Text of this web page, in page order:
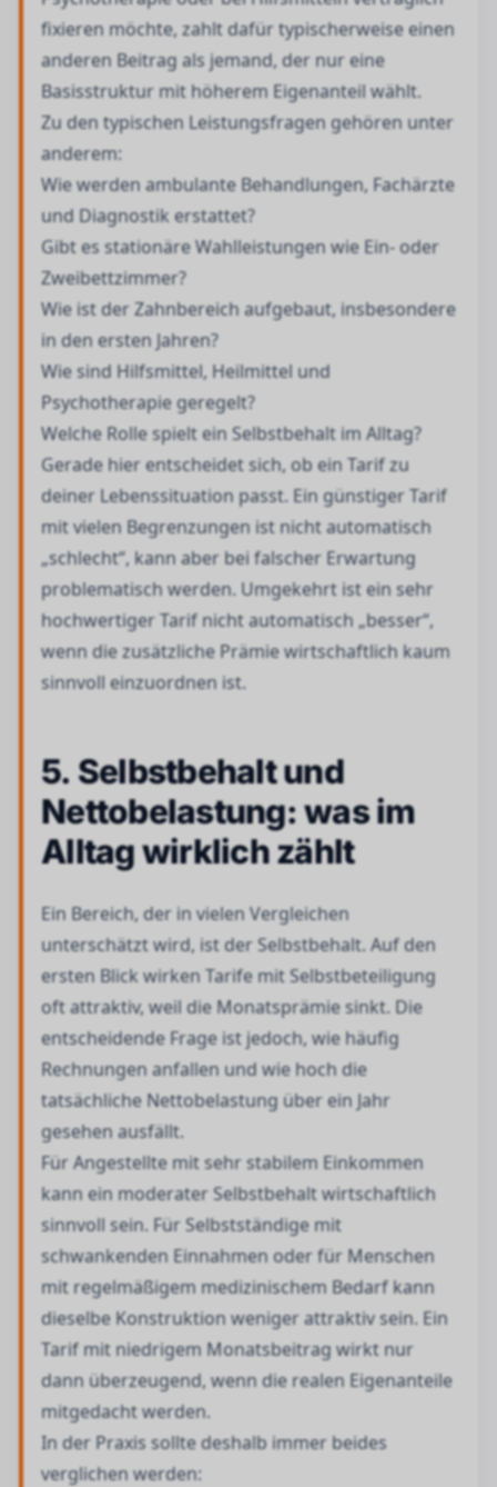
fixieren möchte, zahlt dafür typischerweise einen
anderen Beitrag als jemand, der nur eine
Basisstruktur mit höherem Eigenanteil wählt.
Zu den typischen Leistungsfragen gehören unter
anderem:
Wie werden ambulante Behandlungen, Fachärzte
und Diagnostik erstattet?
Gibt es stationäre Wahlleistungen wie Ein- oder
Zweibettzimmer?
Wie ist der Zahnbereich aufgebaut, insbesondere
in den ersten Jahren?
Wie sind Hilfsmittel, Heilmittel und
Psychotherapie geregelt?
Welche Rolle spielt ein Selbstbehalt im Alltag?
Gerade hier entscheidet sich, ob ein Tarif zu
deiner Lebenssituation passt. Ein günstiger Tarif
mit vielen Begrenzungen ist nicht automatisch
„schlecht“, kann aber bei falscher Erwartung
problematisch werden. Umgekehrt ist ein sehr
hochwertiger Tarif nicht automatisch „besser“,
wenn die zusätzliche Prämie wirtschaftlich kaum
sinnvoll einzuordnen ist.
5. Selbstbehalt und
Nettobelastung: was im
Alltag wirklich zählt
Ein Bereich, der in vielen Vergleichen
unterschätzt wird, ist der Selbstbehalt. Auf den
ersten Blick wirken Tarife mit Selbstbeteiligung
oft attraktiv, weil die Monatsprämie sinkt. Die
entscheidende Frage ist jedoch, wie häufig
Rechnungen anfallen und wie hoch die
tatsächliche Nettobelastung über ein Jahr
gesehen ausfällt.
Für Angestellte mit sehr stabilem Einkommen
kann ein moderater Selbstbehalt wirtschaftlich
sinnvoll sein. Für Selbstständige mit
schwankenden Einnahmen oder für Menschen
mit regelmäßigem medizinischem Bedarf kann
dieselbe Konstruktion weniger attraktiv sein. Ein
Tarif mit niedrigem Monatsbeitrag wirkt nur
dann überzeugend, wenn die realen Eigenanteile
mitgedacht werden.
In der Praxis sollte deshalb immer beides
verglichen werden: